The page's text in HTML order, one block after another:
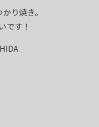
り焼き。
です！